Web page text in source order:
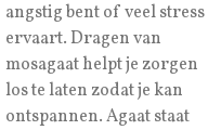
angstig bent of veel stress
ervaart. Dragen van
mosagaat helpt je zorgen
los te laten zodat je kan
ontspannen. Agaat staat